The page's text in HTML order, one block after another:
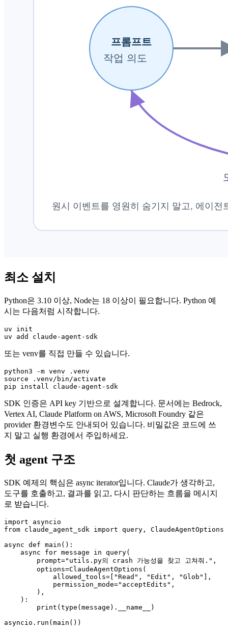
최소 설치
Python은 3.10 이상, Node는 18 이상이 필요합니다. Python 예
시는 다음처럼 시작합니다.
uv init
uv add claude-agent-sdk
또는 venv를 직접 만들 수 있습니다.
python3 -m venv .venv
source .venv/bin/activate
pip install claude-agent-sdk
SDK 인증은 API key 기반으로 설계합니다. 문서에는 Bedrock,
Vertex AI, Claude Platform on AWS, Microsoft Foundry 같은
provider 환경변수도 안내되어 있습니다. 비밀값은 코드에 쓰
지 말고 실행 환경에서 주입하세요.
첫 agent 구조
SDK 예제의 핵심은 async iterator입니다. Claude가 생각하고,
도구를 호출하고, 결과를 읽고, 다시 판단하는 흐름을 메시지
로 받습니다.
import asyncio
from claude_agent_sdk import query, ClaudeAgentOptions
async def main():
    async for message in query(
        prompt="utils.py의 crash 가능성을 찾고 고쳐줘.",
        options=ClaudeAgentOptions(
            allowed_tools=["Read", "Edit", "Glob"],
            permission_mode="acceptEdits",
        ),
    ):
        print(type(message).__name__)
asyncio.run(main())